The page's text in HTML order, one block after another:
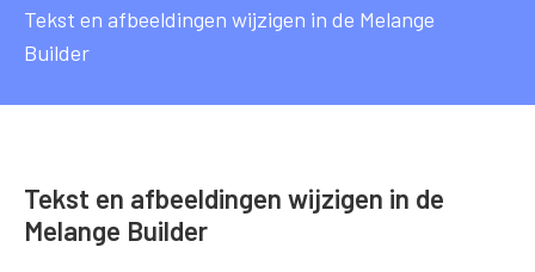
Tekst en afbeeldingen wijzigen in de Melange
Builder
Tekst en afbeeldingen wijzigen in de
Melange Builder